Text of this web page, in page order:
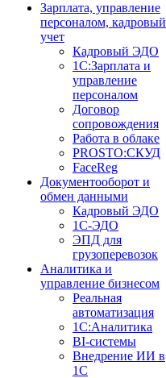
Зарплата, управление
персоналом, кадровый
учет
Кадровый ЭДО
1С:Зарплата и
управление
персоналом
Договор
сопровождения
Работа в облаке
PROSTO:СКУД
FaceReg
Документооборот и
обмен данными
Кадровый ЭДО
1С-ЭДО
ЭПД для
грузоперевозок
Аналитика и
управление бизнесом
Реальная
автоматизация
1С:Аналитика
BI-системы
Внедрение ИИ в
1С